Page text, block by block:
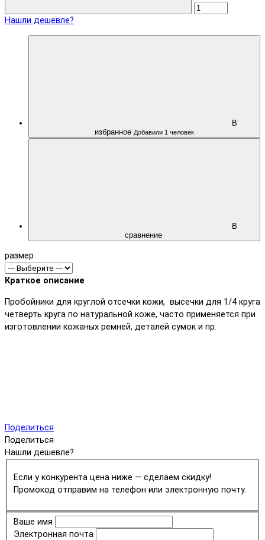
Нашли дешевле?
В
избранное Добавили 1 человек
В
сравнение
размер
Краткое описание
Пробойники для круглой отсечки кожи, высечки для 1/4 круга
четверть круга по натуральной коже, часто применяется при
изготовлении кожаных ремней, деталей сумок и пр.
Поделиться
Поделиться
Нашли дешевле?
Если у конкурента цена ниже — сделаем скидку!
Промокод отправим на телефон или электронную почту.
Ваше имя
Электронная почта